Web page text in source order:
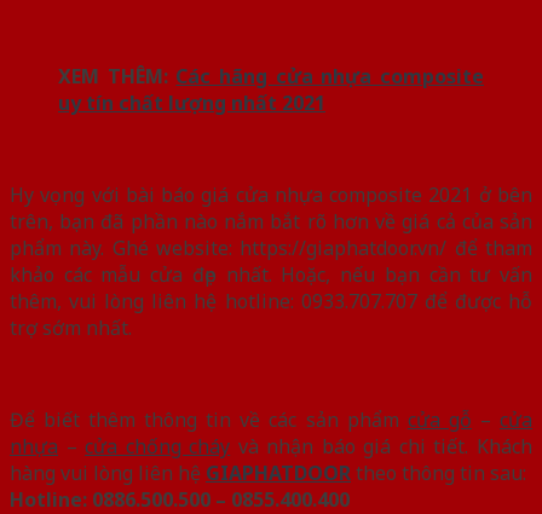
XEM THÊM: Các hãng cửa nhựa composite
uy tín chất lượng nhất 2021
Hy vọng với bài báo giá cửa nhựa composite 2021 ở bên
trên, bạn đã phần nào nắm bắt rõ hơn về giá cả của sản
phẩm này. Ghé website: https://giaphatdoor.vn/ để tham
khảo các mẫu cửa đẹp nhất. Hoặc, nếu bạn cần tư vấn
thêm, vui lòng liên hệ hotline: 0933.707.707 để được hỗ
trợ sớm nhất.
Để biết thêm thông tin về các sản phẩm cửa gỗ –cửa
nhựa –cửa chống cháy và nhận báo giá chi tiết. Khách
hàng vui lòng liên hệ GIAPHATDOORtheo thông tin sau:
Hotline: 0886.500.500 – 0855.400.400